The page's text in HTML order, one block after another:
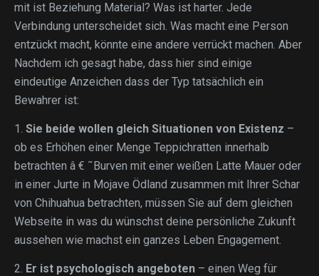
mit ist Beziehung Material? Was ist harter. Jede
Verbindung unterscheidet sich. Was macht eine Person
entzückt macht, könnte eine andere verrückt machen. Aber
Nachdem ich gesagt habe, dass hier sind einige
eindeutige Anzeichen dass der Typ tatsächlich ein
Bewahrer ist:
1. Sie beide wollen gleich Situationen von Existenz –
ob es Erhöhen einer Menge Teppichratten innerhalb
betrachten â € ˜Burven mit einer weißen Latte Mauer oder
in einer Jurte in Mojave Ödland zusammen mit Ihrer Schar
von Chihuahua betrachten, müssen Sie auf dem gleichen
Webseite in was du wünschst deine persönliche Zukunft
aussehen wie machst ein ganzes Leben Engagement.
2. Er ist psychologisch angeboten – einen Weg für